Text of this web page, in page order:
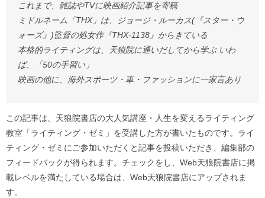
これまで、雑誌やTVに映画紹介記事を寄稿
ミドルネーム「THX」は、ジョージ・ルーカス(『スター・ウ
ォーズ』)監督の処女作『THX-1138』からきている
本格的ライティングは、天狼院に通いだしてから学ぶ いわ
ば、「50の手習い」
映画の他に、海外スポーツ・車・ファッションに一家言あり
この記事は、天狼院書店の大人気講座・人生を変えるライティング
教室「ライティング・ゼミ」を受講した方が書いたものです。ライ
ティング・ゼミにご参加いただくと記事を投稿いただき、編集部の
フィードバックが得られます。チェックをし、Web天狼院書店に掲
載レベルを満たしている場合は、Web天狼院書店にアップされま
す。